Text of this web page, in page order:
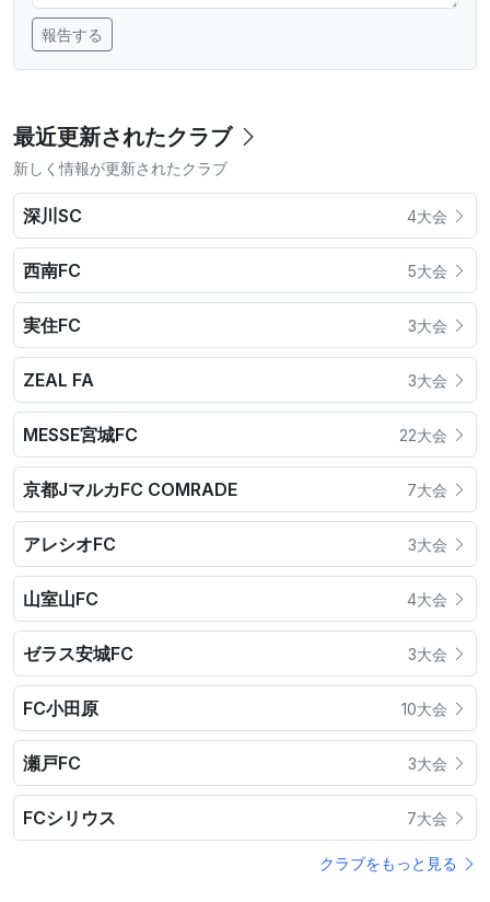
報告する
最近更新されたクラブ
新しく情報が更新されたクラブ
深川SC 4大会
西南FC 5大会
実住FC 3大会
ZEAL FA 3大会
MESSE宮城FC 22大会
京都JマルカFC COMRADE 7大会
アレシオFC 3大会
山室山FC 4大会
ゼラス安城FC 3大会
FC小田原 10大会
瀬戸FC 3大会
FCシリウス 7大会
クラブをもっと見る